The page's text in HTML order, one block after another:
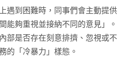
上遇到困難時，同事們會主動提供
能夠重視並接納不同的意見」。
部是否存在刻意排擠、忽視或不
的「冷暴力」樣態。